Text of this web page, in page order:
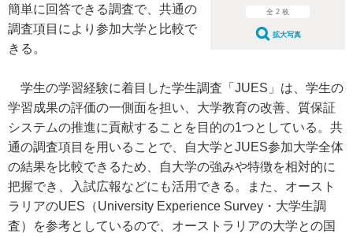
全 2 枚
拡大写真
簡単に回答できる調査で、共通の
調査項目により参加大学と比較で
きる。
学生の学習経験に着目した学生調査「JUES」は、学生の
学習成果の評価の一側面を担い、大学教育の改善、質保証
システムの推進に貢献することを目的の1つとしている。共
通の調査項目を用いることで、自大学とJUES参加大学全体
の結果を比較できるため、自大学の強みや特徴を相対的に
把握でき、入試広報などにも活用できる。また、オースト
ラリアのUES（University Experience Survey・大学生調
査）を参考としているので、オーストラリアの大学との国